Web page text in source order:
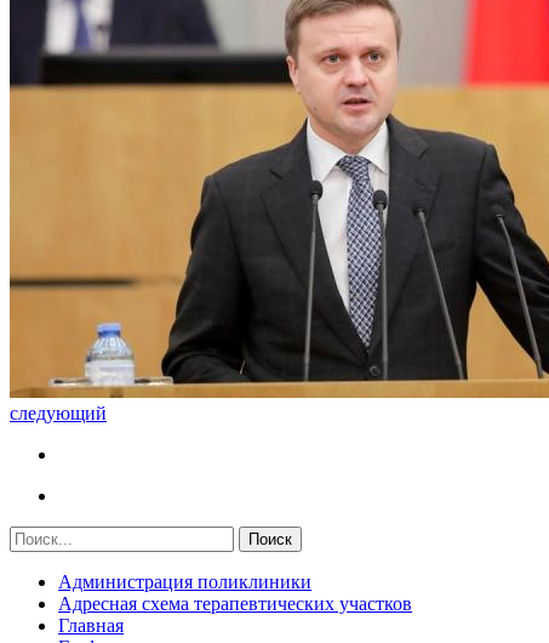
следующий
Администрация поликлиники
Адресная схема терапевтических участков
Главная